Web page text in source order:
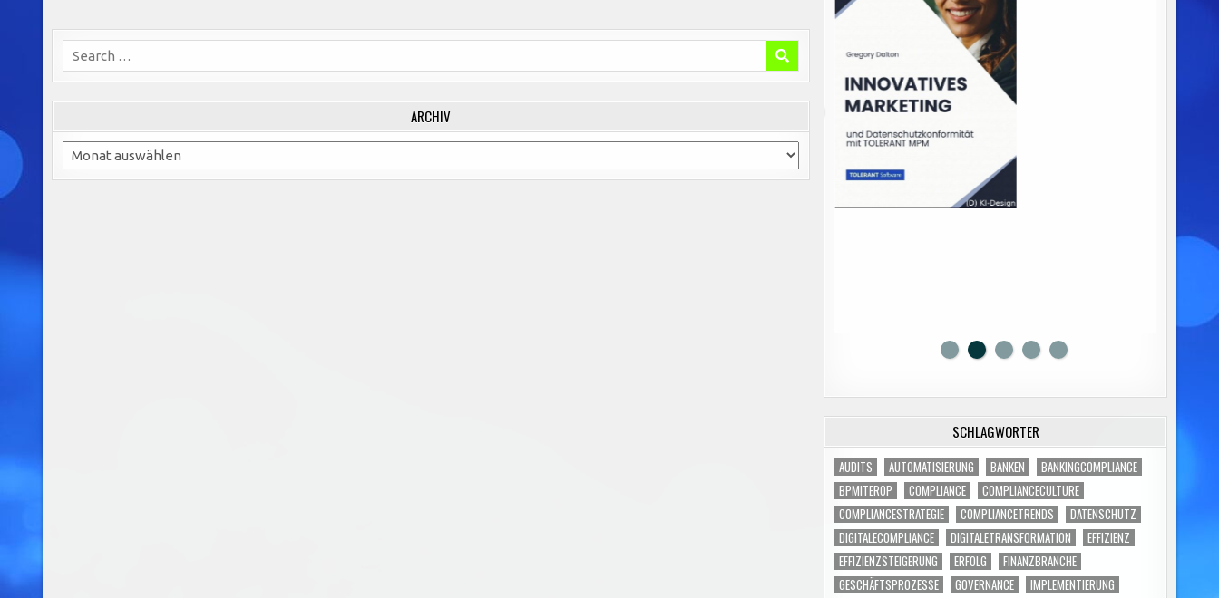
Search
for:
ARCHIV
Archiv
SCHLAGWÖRTER
AUDITS AUTOMATISIERUNG BANKEN
BANKINGCOMPLIANCE
BPMITEROP
COMPLIANCE
COMPLIANCECULTURE
COMPLIANCESTRATEGIE
COMPLIANCETRENDS
DATENSCHUTZ
DIGITALECOMPLIANCE
DIGITALETRANSFORMATION
EFFIZIENZ
EFFIZIENZSTEIGERUNG
ERFOLG
FINANZBRANCHE
GESCHÄFTSPROZESSE
GOVERNANCE
IMPLEMENTIERUNG